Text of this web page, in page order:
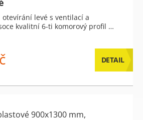
levé s ventilací a
kvalitní 6-ti komorový profil …
DETAIL